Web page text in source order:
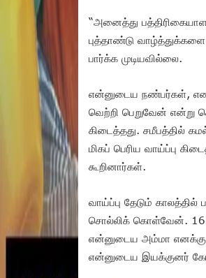
“அனைத்து
புத்தாண்டு
பார்க்க முடியவில்லை.
என்னுடைய நண்பர்கள்,
வெற்றி பெறுவேன் என்று
கிடைத்தது. சமீபத்தில்
மிகப் பெரிய வாய்ப்பு
கூறினார்கள்.
வாய்ப்பு தேடும்
சொல்லிக் கொள்வேன். 16
என்னுடைய அம்மா எனக்கு
என்னுடைய இயக்குனர்